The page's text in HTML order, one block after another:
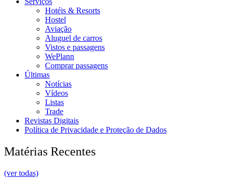
Hotéis & Resorts
Hostel
Aviação
Aluguel de carros
Vistos e passagens
WePlann
Comprar passagens
Últimas
Notícias
Vídeos
Listas
Trade
Revistas Digitais
Política de Privacidade e Proteção de Dados
Matérias Recentes
(ver todas)